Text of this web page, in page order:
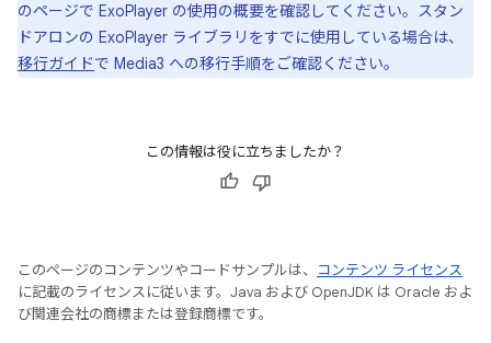
のページで ExoPlayer の使用の概要を確認してください。スタン
ドアロンの ExoPlayer ライブラリをすでに使用している場合は、
移行ガイドで Media3 への移行手順をご確認ください。
この情報は役に立ちましたか？
このページのコンテンツやコードサンプルは、
コンテンツ ライセンス
に記載のライセンスに従います。Java および OpenJDK は Oracle およ
び関連会社の商標または登録商標です。